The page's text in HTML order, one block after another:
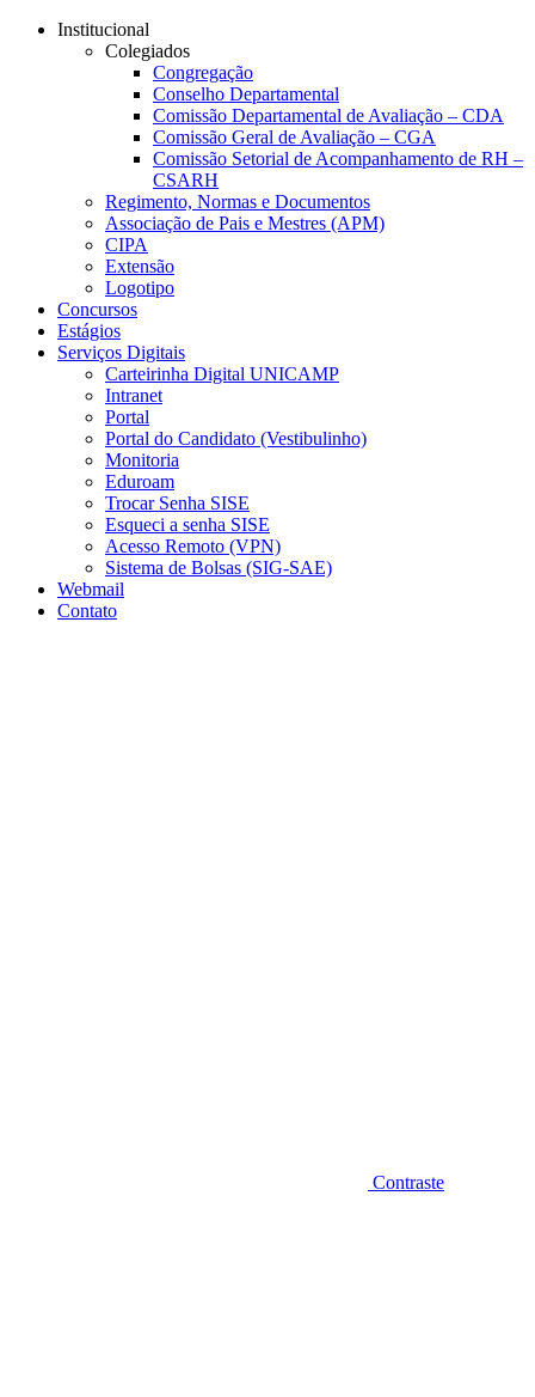
Conteúdo principal
Institucional
Colegiados
Congregação
Conselho Departamental
Comissão Departamental de Avaliação – CDA
Comissão Geral de Avaliação – CGA
Comissão Setorial de Acompanhamento de RH –
CSARH
Regimento, Normas e Documentos
Associação de Pais e Mestres (APM)
CIPA
Extensão
Logotipo
Concursos
Estágios
Serviços Digitais
Carteirinha Digital UNICAMP
Intranet
Portal
Portal do Candidato (Vestibulinho)
Monitoria
Eduroam
Trocar Senha SISE
Esqueci a senha SISE
Acesso Remoto (VPN)
Sistema de Bolsas (SIG-SAE)
Webmail
Contato
Contraste